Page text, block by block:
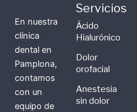
En nuestra
clínica
dental en
Pamplona,
contamos
con un
equipo de
Servicios
Ácido
Hialurónico
Dolor
orofacial
Anestesia
sin dolor